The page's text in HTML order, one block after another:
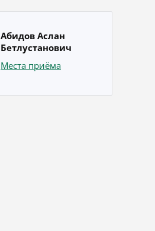
Абидов Аслан
Бетлустанович
Места приёма